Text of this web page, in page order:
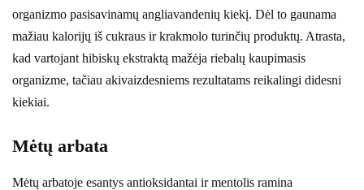
organizmo pasisavinamų angliavandenių kiekį. Dėl to gaunama
mažiau kalorijų iš cukraus ir krakmolo turinčių produktų. Atrasta,
kad vartojant hibiskų ekstraktą mažėja riebalų kaupimasis
organizme, tačiau akivaizdesniems rezultatams reikalingi didesni
kiekiai.
Mėtų arbata
Mėtų arbatoje esantys antioksidantai ir mentolis ramina